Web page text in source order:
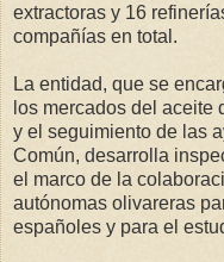
extractoras y 16
compañías en total.
La entidad, que se
los mercados del aceite
y el seguimiento de las
Común, desarrolla
el marco de la
autónomas olivareras
españoles y para el